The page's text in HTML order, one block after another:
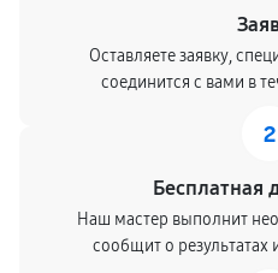
Оставляете заявку,
соединится с вами в
2
Бесплатная
Наш мастер выполнит
сообщит о